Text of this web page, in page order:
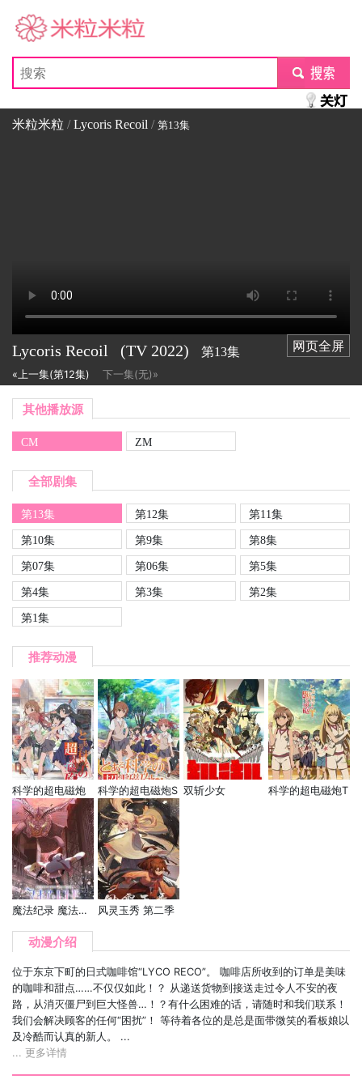
米粒米粒
submit
米粒米粒 /Lycoris Recoil / 第13集
网页全屏
Lycoris Recoil (TV 2022) 第13集
«上一集(第12集) 下一集(无)»
其他播放源
CM ZM
全部剧集
第13集 第12集
第11集
第10集
第9集
第8集
第07集
第06集
第5集
第4集
第3集
第2集
第1集
推荐动漫
科学的超电磁炮 科学的超电磁炮S 双斩少女 科学的超电磁炮T
魔法纪录 魔法少女小圆外传 最终季 -浅梦之晓- 风灵玉秀 第二季
动漫介绍
位于东京下町的日式咖啡馆“LYCO RECO”。 咖啡店所收到的订单是美味
的咖啡和甜点……不仅仅如此！？ 从递送货物到接送走过令人不安的夜
路，从消灭僵尸到巨大怪兽…！？有什么困难的话，请随时和我们联系！
我们会解决顾客的任何“困扰”！ 等待着各位的是总是面带微笑的看板娘以
及冷酷而认真的新人。 ...
... 更多详情